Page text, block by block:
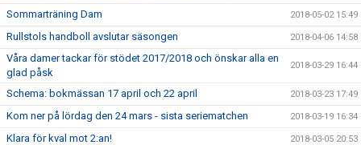
Sommarträning Dam 2018-05-02 15:49
Rullstols handboll avslutar säsongen 2018-04-06 14:58
Våra damer tackar för stödet 2017/2018 och önskar alla en
glad påsk
2018-03-29 16:44
Schema: bokmässan 17 april och 22 april 2018-03-23 17:49
Kom ner på lördag den 24 mars - sista seriematchen 2018-03-19 16:34
Klara för kval mot 2:an! 2018-03-05 20:53